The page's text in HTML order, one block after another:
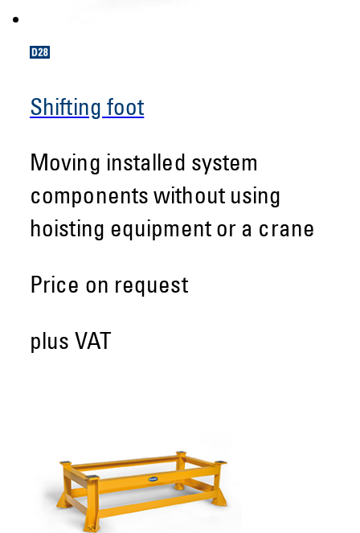
Shifting foot
Moving installed system
components without using
hoisting equipment or a crane
Price on request
plus VAT